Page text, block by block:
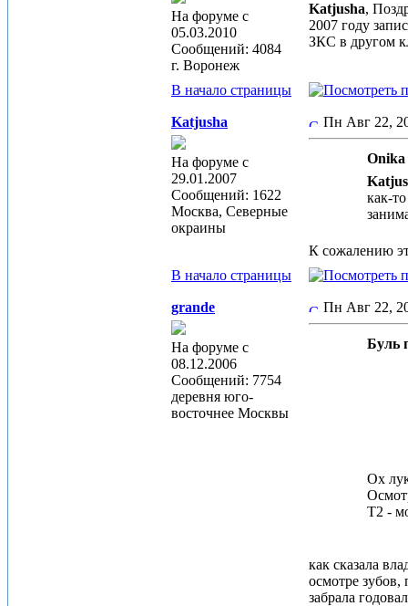
На форуме с
05.03.2010
Сообщений: 4084
г. Воронеж
Katjusha,
2007 году
ЗКС в другом
В начало страницы
Katjusha
На форуме с
29.01.2007
Сообщений: 1622
Москва, Северные
окраины
Пн Авг 22,
Onika
как-
К сожалению
В начало страницы
grande
На форуме с
08.12.2006
Сообщений: 7754
деревня юго-
восточнее Москвы
Пн Авг 22,
Буль
Ох
Т2 -
как сказала
осмотре зубов,
забрала